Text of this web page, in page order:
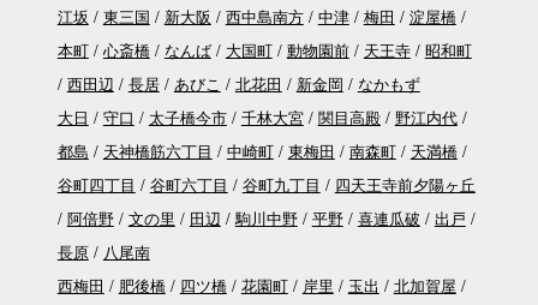
江坂 東三国 新大阪 西中島南方 中津 梅田
淀屋橋
本町
心斎橋 なんば 大国町 動物園前 天王寺
昭和町
西田辺
長居 あびこ 北花田 新金岡
なかもず
大日
守口 太子橋今市 千林大宮 関目高殿
野江内代
都島
天神橋筋六丁目 中崎町 東梅田 南森町
天満橋
谷町四丁目
谷町六丁目 谷町九丁目
四天王寺前夕陽ヶ丘
阿倍野
文の里 田辺 駒川中野 平野 喜連瓜破
出戸
長原
八尾南
西梅田
肥後橋 四ツ橋 花園町 岸里 玉出
北加賀屋